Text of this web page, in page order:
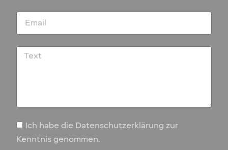
Ich habe die Datenschutzerklärung zur
Kenntnis genommen.